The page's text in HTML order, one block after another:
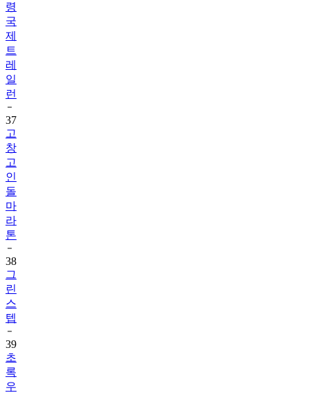
령
국
제
트
레
일
런
37
고
창
고
인
돌
마
라
톤
38
그
린
스
텝
39
초
록
우